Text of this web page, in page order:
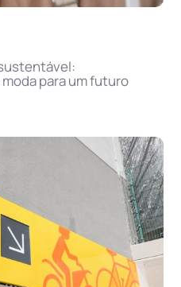
para um futuro